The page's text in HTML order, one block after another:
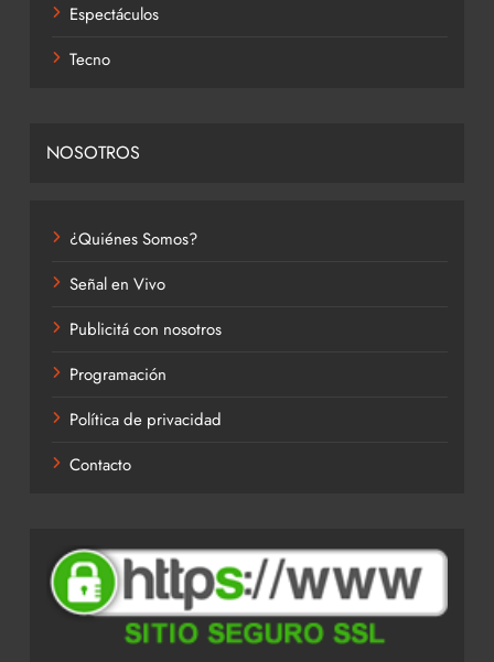
Espectáculos
Tecno
NOSOTROS
¿Quiénes Somos?
Señal en Vivo
Publicitá con nosotros
Programación
Política de privacidad
Contacto